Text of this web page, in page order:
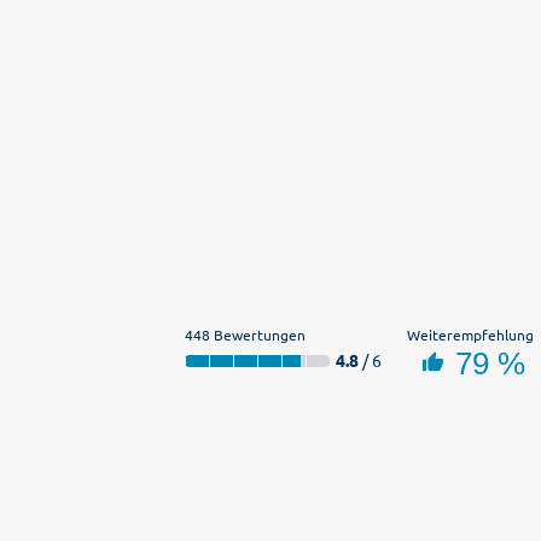
448 Bewertungen
4.8 / 6
Weiterempfehlung
79 %